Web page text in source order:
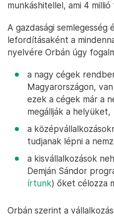
munkáshitellel, ami 4
A gazdasági semlegesség
lefordításaként a
nyelvére Orbán úgy
a nagy cégek
Magyarországon,
ezek a cégek már a
megállják a helyüket,
a
tudjanak lépni a
a kisvállalkozások
Demján Sándor
írtunk) őket célozza
Orbán szerint a